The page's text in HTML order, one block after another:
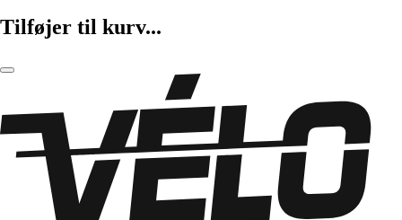
Tilføjer til kurv...